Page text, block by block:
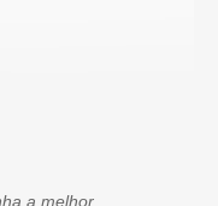
a melhor